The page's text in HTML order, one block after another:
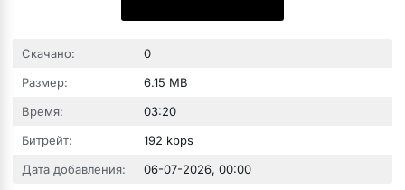
Скачано:
0
Размер:
6.15 MB
Время:
03:20
Битрейт:
192 kbps
Дата добавления:
06-07-2026, 00:00